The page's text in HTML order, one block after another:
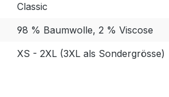
Classic
98 % Baumwolle, 2 % Viscose
XS - 2XL (3XL als Sondergrösse)